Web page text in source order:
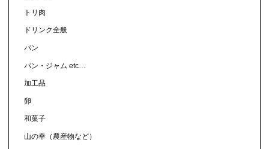
トリ肉
ドリンク全般
パン
パン・ジャム etc…
加工品
卵
和菓子
山の幸（農産物など）